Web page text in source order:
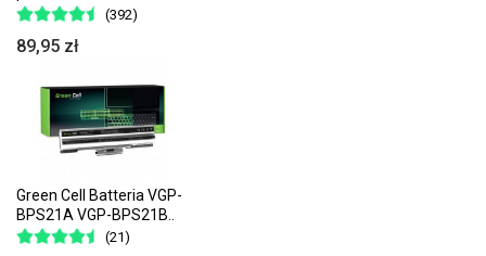
(392)
89,95 zł
Green Cell Batteria VGP-
BPS21A VGP-BPS21B..
(21)